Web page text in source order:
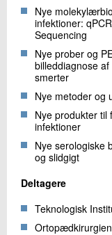
Nye
infektioner:
Sequencing
Nye prober og
billeddiagnose
smerter
Nye metoder og
Nye produkter
infektioner
Nye serologiske
og slidgigt
Deltagere
Teknologisk